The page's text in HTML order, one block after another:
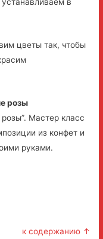
цветы так, чтобы
розы
Мастер класс
из конфет и
руками.
к содержанию ↑